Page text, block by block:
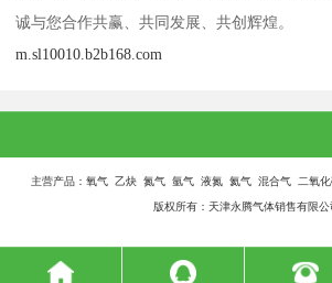
诚与您合作共赢、共同发展、共创辉煌。
m.sl10010.b2b168.com
主营产品：氧气 乙炔 氮气 氩气 液氮 氦气 混合气 二氧
版权所有：天津永腾气体销售有限公